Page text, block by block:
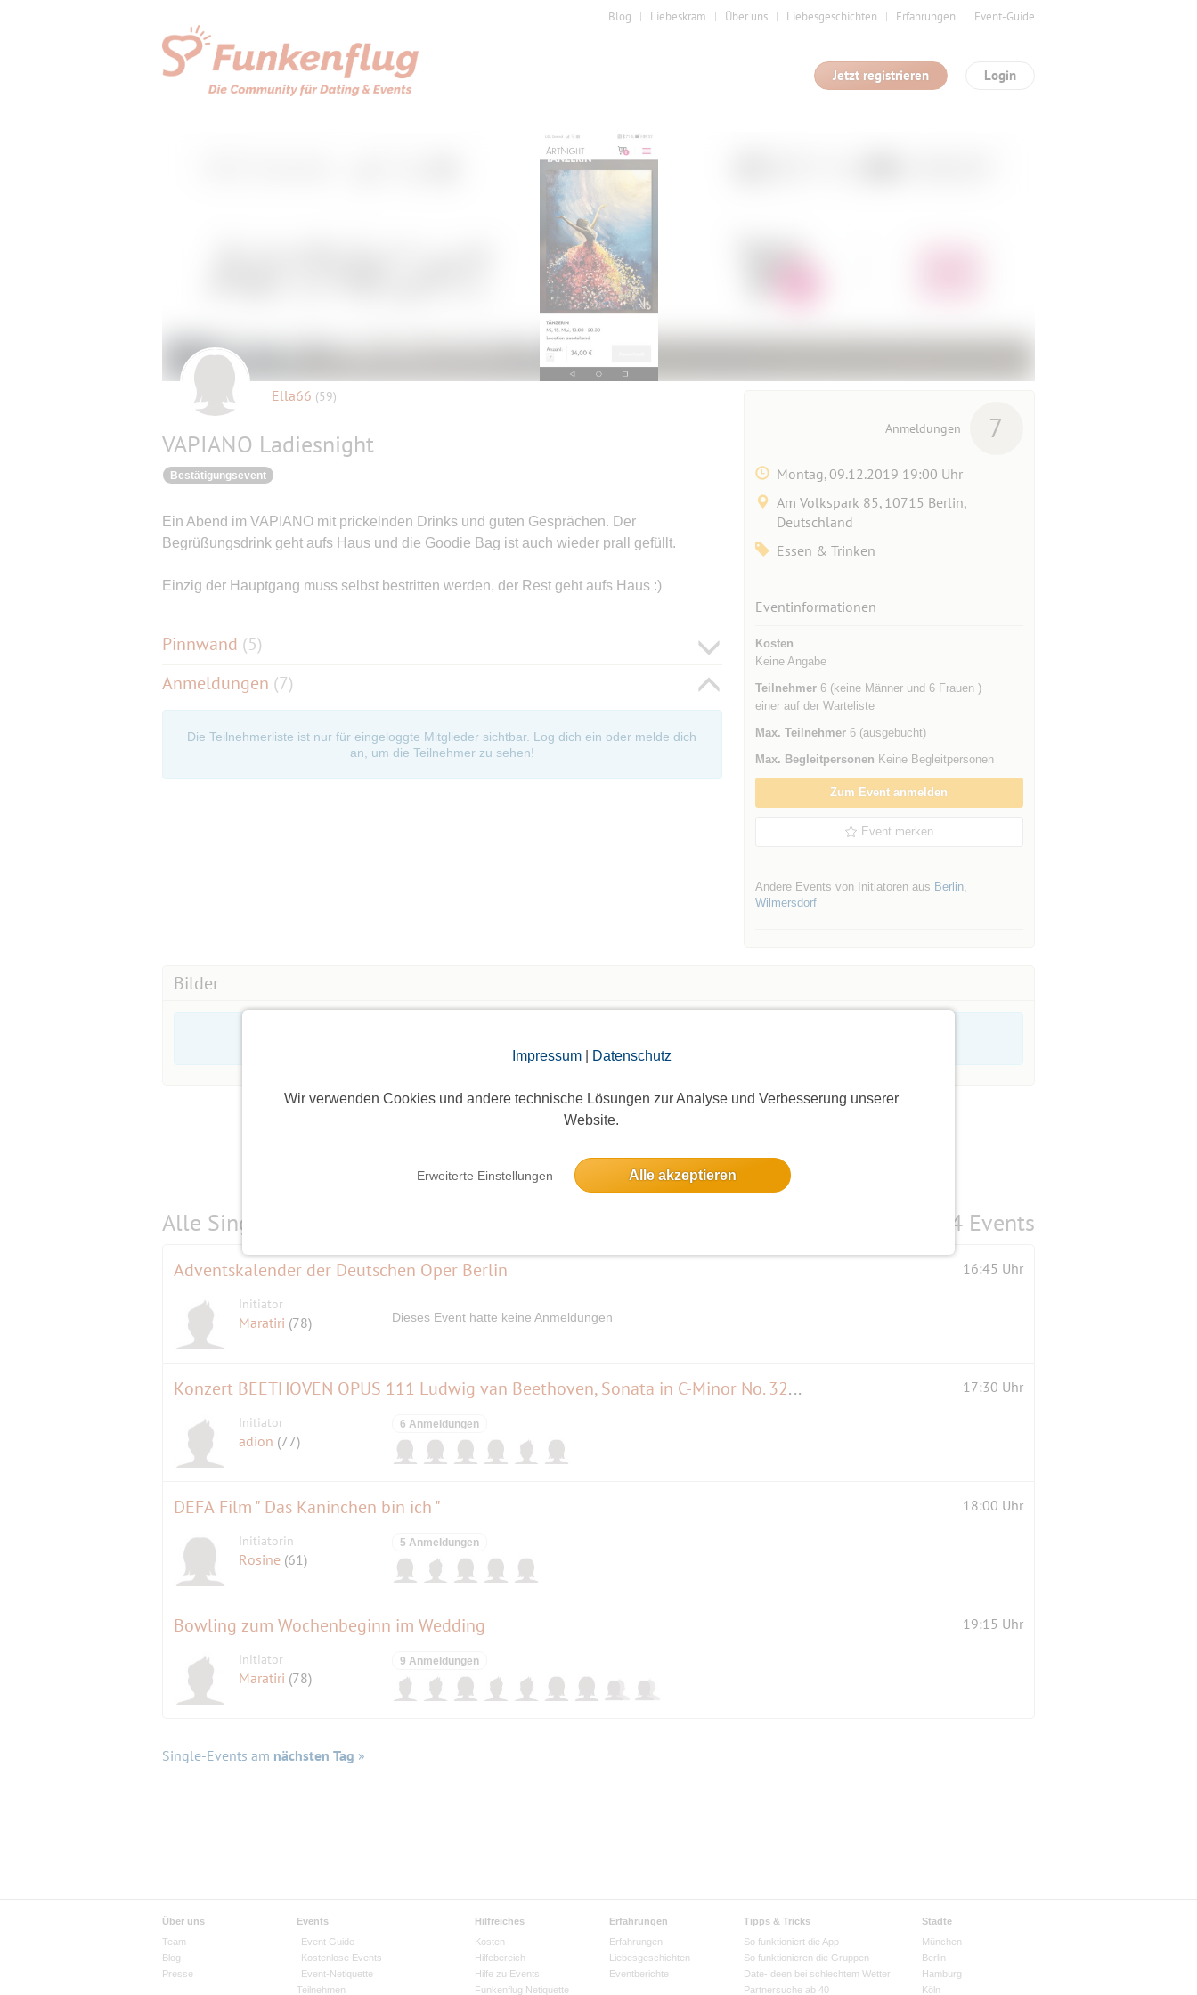
Impressum| Datenschutz
Wir verwenden Cookies und andere technische Lösungen zur Analyse und Verbesserung unserer
Website.
Erweiterte Einstellungen Alle akzeptieren
Blog Liebeskram Über uns Liebesgeschichten Erfahrungen Event-Guide
Login
Jetzt registrieren
Ella66 (59)
VAPIANO Ladiesnight
Bestätigungsevent
Ein Abend im VAPIANO mit prickelnden Drinks und guten Gesprächen. Der
Begrüßungsdrink geht aufs Haus und die Goodie Bag ist auch wieder prall gefüllt.
Einzig der Hauptgang muss selbst bestritten werden, der Rest geht aufs Haus :)
Pinnwand (5)
Anmeldungen (7)
Die Teilnehmerliste ist nur für eingeloggte Mitglieder sichtbar. Log dich ein oder melde dich
an, um die Teilnehmer zu sehen!
Anmeldungen 7
Montag, 09.12.2019 19:00 Uhr
Am Volkspark 85, 10715 Berlin,
Deutschland
Essen & Trinken
Eventinformationen
Kosten
Keine Angabe
Teilnehmer6 (keine Männer und 6 Frauen )
einer auf der Warteliste
Max. Teilnehmer6 (ausgebucht)
Max. Begleitpersonen Keine Begleitpersonen
Zum Event anmelden
Event merken
Andere Events von Initiatoren aus Berlin,
Wilmersdorf
Bilder
Alle Single-Events am 4 Events
Adventskalender der Deutschen Oper Berlin 16:45 Uhr
Initiator
Maratiri (78) Dieses Event hatte keine Anmeldungen
Konzert BEETHOVEN OPUS 111 Ludwig van Beethoven, Sonata in C-Minor No. 32 Op. 111 17:30 Uhr
Initiator
adion (77)
6 Anmeldungen
DEFA Film " Das Kaninchen bin ich " 18:00 Uhr
Initiatorin
Rosine (61)
5 Anmeldungen
Bowling zum Wochenbeginn im Wedding 19:15 Uhr
Initiator
Maratiri (78)
9 Anmeldungen
Single-Events am nächsten Tag »
Über uns
Team
Blog
Presse
Events
Event Guide
Kostenlose Events
Event-Netiquette
Teilnehmen
Hilfreiches
Kosten
Hilfebereich
Hilfe zu Events
Funkenflug Netiquette
Erfahrungen
Erfahrungen
Liebesgeschichten
Eventberichte
Tipps & Tricks
So funktioniert die App
So funktionieren die Gruppen
Date-Ideen bei schlechtem Wetter
Partnersuche ab 40
Städte
München
Berlin
Hamburg
Köln